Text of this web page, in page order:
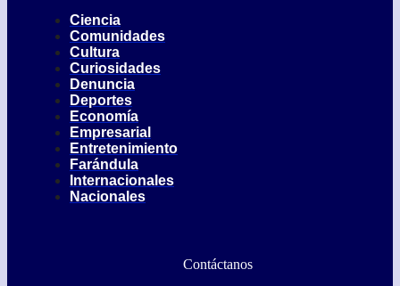
Ciencia
Comunidades
Cultura
Curiosidades
Denuncia
Deportes
Economía
Empresarial
Entretenimiento
Farándula
Internacionales
Nacionales
Contáctanos